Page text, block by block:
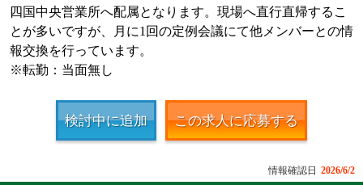
四国中央営業所へ配属となります。現場へ直行直帰するこ
とが多いですが、月に1回の定例会議にて他メンバーとの情
報交換を行っています。
※転勤：当面無し
検討中に追加 この求人に応募する
情報確認日 2026/6/2